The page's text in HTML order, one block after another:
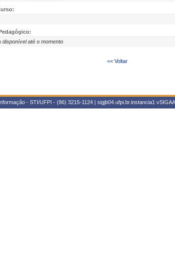
disponível até o momento
<< Voltar
- STI/UFPI - (86) 3215-1124 | sigjb04.ufpi.br.instancia1